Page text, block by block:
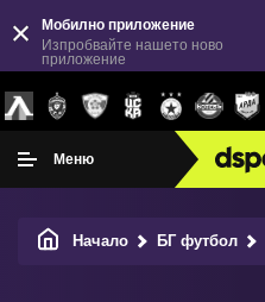
Мобилно приложение
Изпробвайте нашето ново
приложение
Меню
Начало БГ футбол